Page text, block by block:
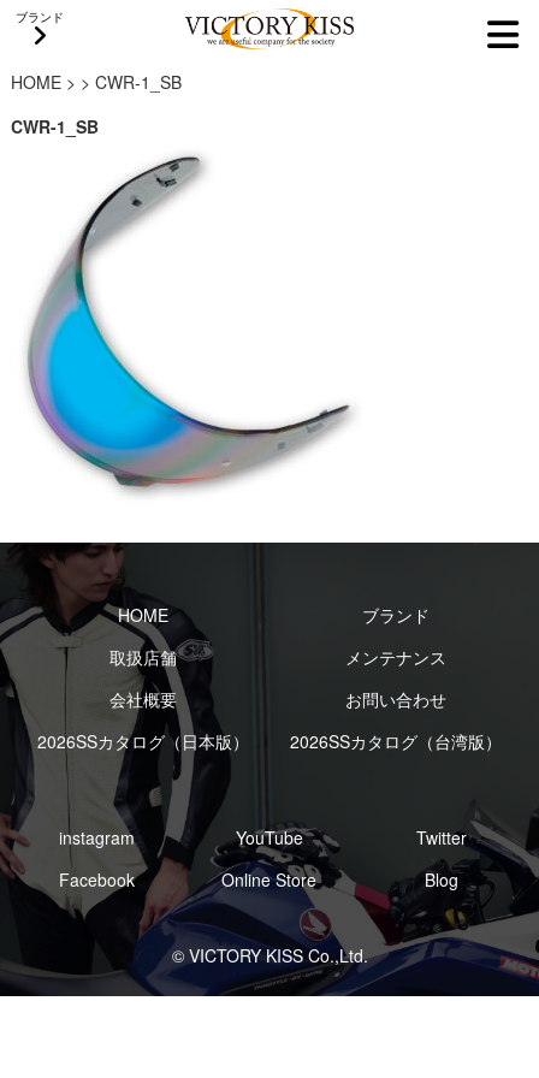
ブランド
HOME> > CWR-1_SB
CWR-1_SB
HOME
ブランド
取扱店舗
メンテナンス
会社概要
お問い合わせ
2026SSカタログ（日本版）
2026SSカタログ（台湾版）
instagram YouTube
Twitter
Facebook
Online Store Blog
© VICTORY KISS Co.,Ltd.